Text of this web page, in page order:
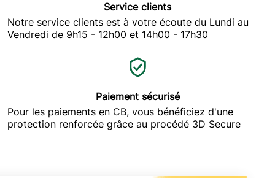
Service clients
Notre service clients est à votre écoute du Lundi au
Vendredi de 9h15 - 12h00 et 14h00 - 17h30
Paiement sécurisé
Pour les paiements en CB, vous bénéficiez d'une
protection renforcée grâce au procédé 3D Secure